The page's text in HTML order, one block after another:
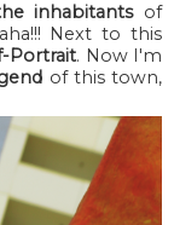
inhabitantsof
Next to this
Portrait. Now I'm
of this town,